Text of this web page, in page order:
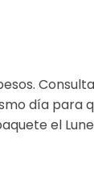
día para
el